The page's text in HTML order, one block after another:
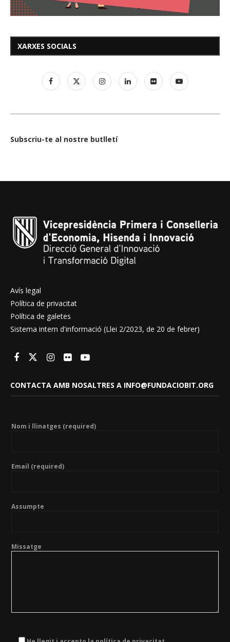
XARXES SOCIALS
Subscriu-te al nostre butlletí
Avís legal
Política de privacitat
Política de galetes
Sistema intern d'informació (Llei 2/2023, de 20 de febrer)
CONTACTA AMB NOSALTRES A INFO@FUNDACIOBIT.ORG
Nom i llinatges (required)
Email (required)
Assumpte
Missatge